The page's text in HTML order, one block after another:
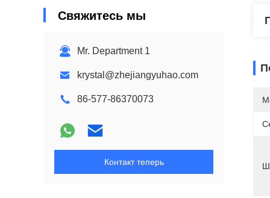
Свяжитесь мы
Mr. Department 1
krystal@zhejiangyuhao.com
86-577-86370073
Контакт теперь